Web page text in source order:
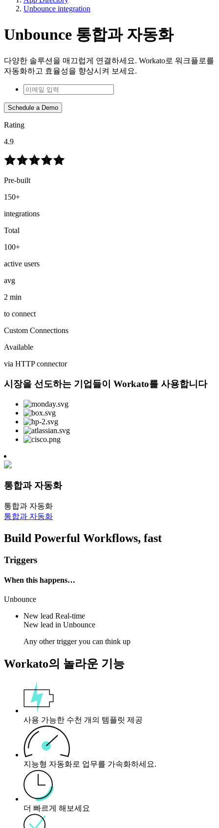
Unbounce integration
Unbounce 통합과 자동화
다양한 솔루션을 매끄럽게 연결하세요. Workato로 워크플로를
자동화하고 효율성을 향상시켜 보세요.
Schedule a Demo
Rating
4.9
Pre-built
150+
integrations
Total
100+
active users
avg
2 min
to connect
Custom Connections
Available
via HTTP connector
시장을 선도하는 기업들이 Workato를 사용합니다
통합과 자동화
통합과 자동화
통합과 자동화
Build Powerful Workflows, fast
Triggers
When this happens…
Unbounce
New lead Real-time
New lead in Unbounce
Any other trigger you can think up
Workato의 놀라운 기능
사용 가능한 수천 개의 템플릿 제공
지능형 자동화로 업무를 가속화하세요.
더 빠르게 해보세요